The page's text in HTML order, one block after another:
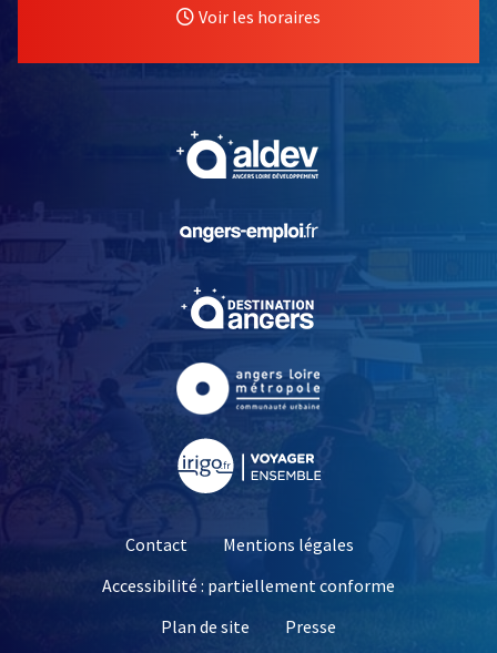
Voir les horaires
, Ouvre une nouvelle
, Ouvre une nouvelle
Contact
Mentions légales
Accessibilité : partiellement conforme
Plan de site
Presse